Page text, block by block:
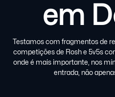
em
Testamos com fragmentos de
competições de Rosh e 5v5s
onde é mais importante, nos
entrada, não